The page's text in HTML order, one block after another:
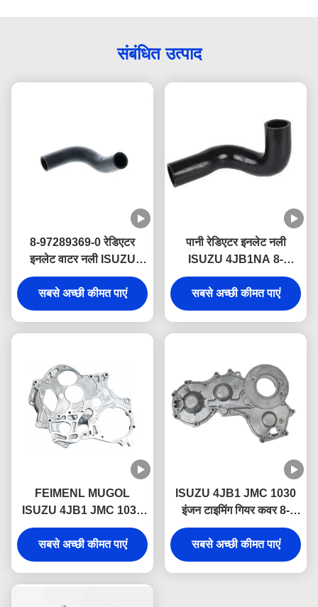
संबंधित उत्पाद
8-97289369-0 रेडिएटर
इनलेट वाटर नली ISUZU
4JH1 इंजन पार्ट्स के लिए
सबसे अच्छी कीमत पाएं
पानी रेडिएटर इनलेट नली
ISUZU 4JB1NA 8-
97147473-0 इंजन भागों के
लिए
सबसे अच्छी कीमत पाएं
FEIMENL MUGOL
ISUZU 4JB1 JMC 1030
8-94155361-0 ISUZU
ट्रक पार्ट्स के लिए टाइमिंग गियर
केस
सबसे अच्छी कीमत पाएं
ISUZU 4JB1 JMC 1030
इंजन टाइमिंग गियर कवर 8-
94155360-0 1002401BB
सबसे अच्छी कीमत पाएं